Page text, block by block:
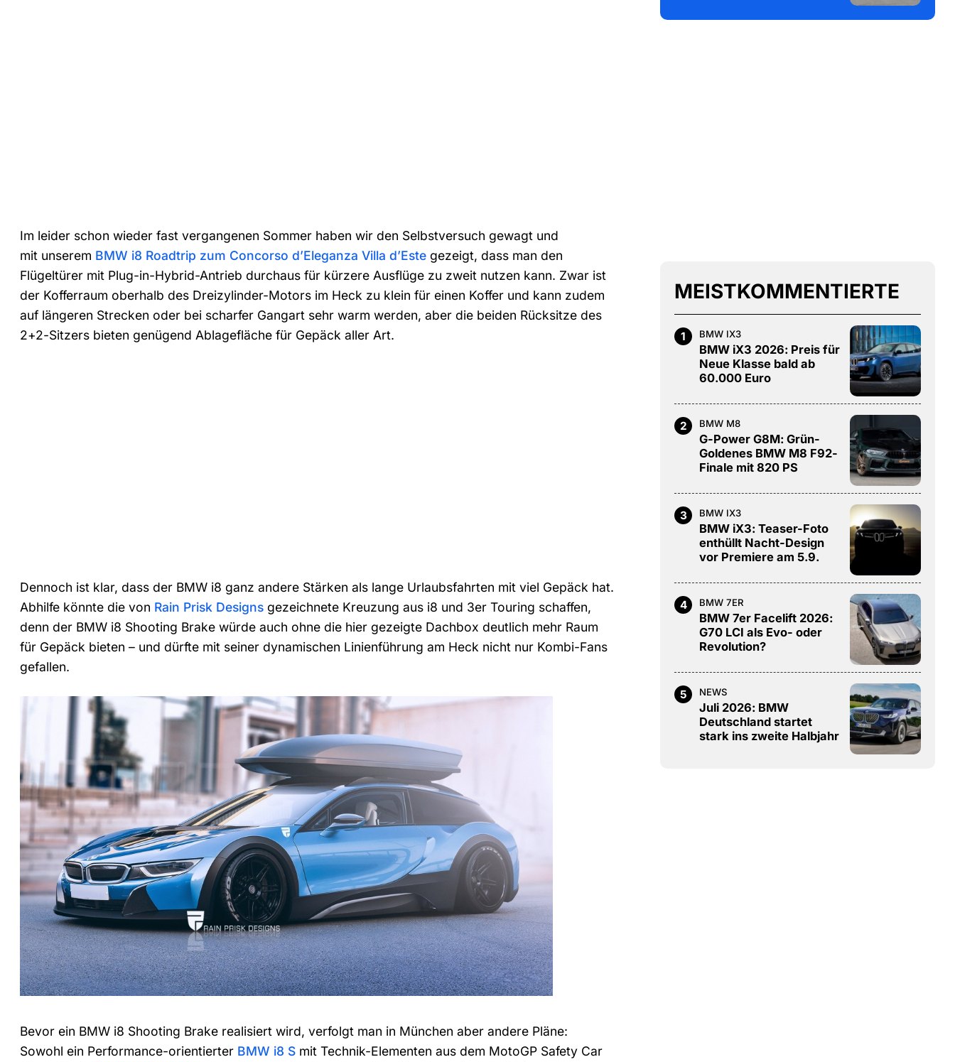
Im leider schon wieder fast vergangenen Sommer haben wir den Selbstversuch gewagt und
mit unserem BMW i8 Roadtrip zum Concorso d’Eleganza Villa d’Este gezeigt, dass man den
Flügeltürer mit Plug-in-Hybrid-Antrieb durchaus für kürzere Ausflüge zu zweit nutzen kann. Zwar ist
der Kofferraum oberhalb des Dreizylinder-Motors im Heck zu klein für einen Koffer und kann zudem
auf längeren Strecken oder bei scharfer Gangart sehr warm werden, aber die beiden Rücksitze des
2+2-Sitzers bieten genügend Ablagefläche für Gepäck aller Art.
Dennoch ist klar, dass der BMW i8 ganz andere Stärken als lange Urlaubsfahrten mit viel Gepäck hat.
Abhilfe könnte die von Rain Prisk Designs gezeichnete Kreuzung aus i8 und 3er Touring schaffen,
denn der BMW i8 Shooting Brake würde auch ohne die hier gezeigte Dachbox deutlich mehr Raum
für Gepäck bieten – und dürfte mit seiner dynamischen Linienführung am Heck nicht nur Kombi-Fans
gefallen.
Bevor ein BMW i8 Shooting Brake realisiert wird, verfolgt man in München aber andere Pläne:
Sowohl ein Performance-orientierter BMW i8 S mit Technik-Elementen aus dem MotoGP Safety Car
MEISTKOMMENTIERTE
1 BMW IX3
BMW iX3 2026: Preis für
Neue Klasse bald ab
60.000 Euro
2 BMW M8
G-Power G8M: Grün-
Goldenes BMW M8 F92-
Finale mit 820 PS
3 BMW IX3
BMW iX3: Teaser-Foto
enthüllt Nacht-Design
vor Premiere am 5.9.
4 BMW 7ER
BMW 7er Facelift 2026:
G70 LCI als Evo- oder
Revolution?
5 NEWS
Juli 2026: BMW
Deutschland startet
stark ins zweite Halbjahr